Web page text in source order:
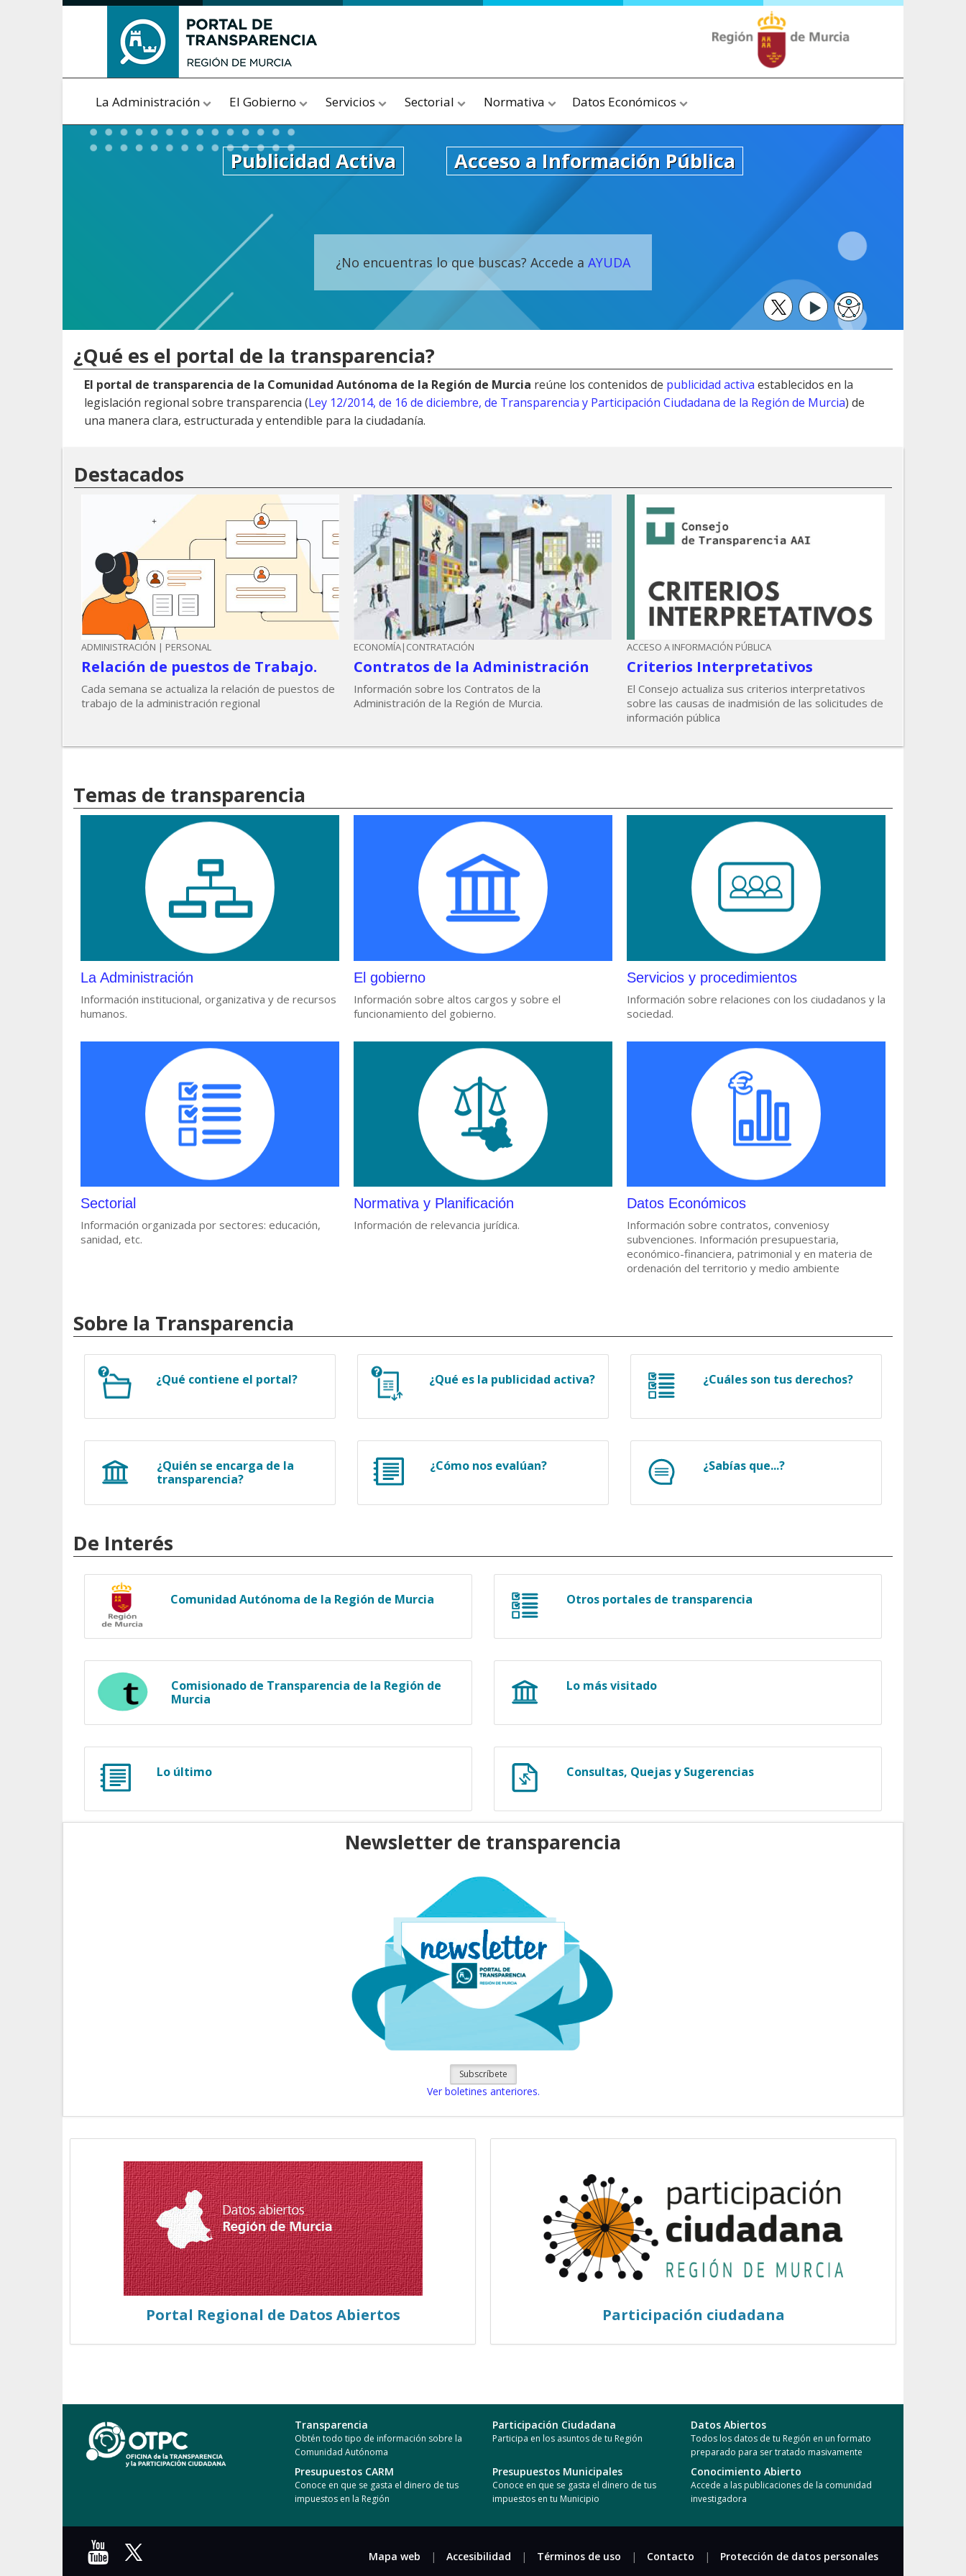
Saltar al contenido
La Administración El Gobierno Servicios Sectorial Normativa Datos Económicos
Publicidad Activa Acceso a Información Pública
¿No encuentras lo que buscas? Accede a AYUDA
Twitter
YoutubeAccesibilidad
¿Qué es el portal de la transparencia?
El portal de transparencia de la Comunidad Autónoma de la Región de Murcia reúne los contenidos de publicidad activa establecidos en la
legislación regional sobre transparencia (Ley 12/2014, de 16 de diciembre, de Transparencia y Participación Ciudadana de la Región de Murcia) de
una manera clara, estructurada y entendible para la ciudadanía.
Destacados
ADMINISTRACIÓN | PERSONAL
Relación de puestos de Trabajo.
Cada semana se actualiza la relación de puestos de
trabajo de la administración regional
ECONOMÍA|CONTRATACIÓN
Contratos de la Administración
Información sobre los Contratos de la
Administración de la Región de Murcia.
ACCESO A INFORMACIÓN PÚBLICA
Criterios Interpretativos
El Consejo actualiza sus criterios interpretativos
sobre las causas de inadmisión de las solicitudes de
información pública
Temas de transparencia
La Administración
Información institucional, organizativa y de recursos
humanos.
El gobierno
Información sobre altos cargos y sobre el
funcionamiento del gobierno.
Servicios y procedimientos
Información sobre relaciones con los ciudadanos y la
sociedad.
Sectorial
Información organizada por sectores: educación,
sanidad, etc.
Normativa y Planificación
Información de relevancia jurídica.
Datos Económicos
Información sobre contratos, conveniosy
subvenciones. Información presupuestaria,
económico-financiera, patrimonial y en materia de
ordenación del territorio y medio ambiente
Sobre la Transparencia
¿Qué contiene el portal? ¿Qué es la publicidad activa? ¿Cuáles son tus derechos?
¿Quién se encarga de la
transparencia?
¿Cómo nos evalúan? ¿Sabías que...?
De Interés
Comunidad Autónoma de la Región de Murcia Otros portales de transparencia
Comisionado de Transparencia de la Región de
Murcia
Lo más visitado
Lo último Consultas, Quejas y Sugerencias
Newsletter de transparencia
Subscríbete
Ver boletines anteriores.
Portal Regional de Datos Abiertos Participación ciudadana
Transparencia
Obtén todo tipo de información sobre la
Comunidad Autónoma
Participación Ciudadana
Participa en los asuntos de tu Región
Datos Abiertos
Todos los datos de tu Región en un formato
preparado para ser tratado masivamente
Presupuestos CARM
Conoce en que se gasta el dinero de tus
impuestos en la Región
Presupuestos Municipales
Conoce en que se gasta el dinero de tus
impuestos en tu Municipio
Conocimiento Abierto
Accede a las publicaciones de la comunidad
investigadora
Mapa web | Accesibilidad | Términos de uso | Contacto | Protección de datos personales